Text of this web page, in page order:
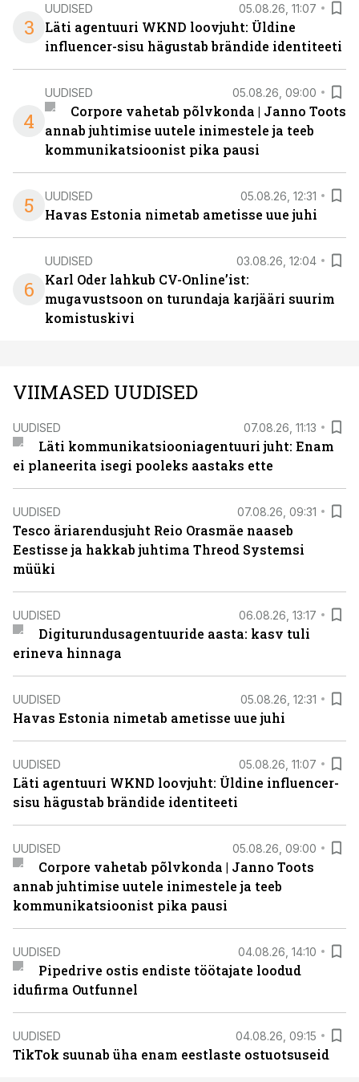
3
UUDISED 05.08.26, 11:07
Läti agentuuri WKND loovjuht: Üldine
influencer-sisu hägustab brändide identiteeti
4
UUDISED 05.08.26, 09:00
Corpore vahetab põlvkonda | Janno Toots
annab juhtimise uutele inimestele ja teeb
kommunikatsioonist pika pausi
5 UUDISED 05.08.26, 12:31
Havas Estonia nimetab ametisse uue juhi
6
UUDISED 03.08.26, 12:04
Karl Oder lahkub CV-Online’ist:
mugavustsoon on turundaja karjääri suurim
komistuskivi
VIIMASED UUDISED
UUDISED 07.08.26, 11:13
Läti kommunikatsiooniagentuuri juht: Enam
ei planeerita isegi pooleks aastaks ette
UUDISED 07.08.26, 09:31
Tesco äriarendusjuht Reio Orasmäe naaseb
Eestisse ja hakkab juhtima Threod Systemsi
müüki
UUDISED 06.08.26, 13:17
Digiturundusagentuuride aasta: kasv tuli
erineva hinnaga
UUDISED 05.08.26, 12:31
Havas Estonia nimetab ametisse uue juhi
UUDISED 05.08.26, 11:07
Läti agentuuri WKND loovjuht: Üldine influencer-
sisu hägustab brändide identiteeti
UUDISED 05.08.26, 09:00
Corpore vahetab põlvkonda | Janno Toots
annab juhtimise uutele inimestele ja teeb
kommunikatsioonist pika pausi
UUDISED 04.08.26, 14:10
Pipedrive ostis endiste töötajate loodud
idufirma Outfunnel
UUDISED 04.08.26, 09:15
TikTok suunab üha enam eestlaste ostuotsuseid